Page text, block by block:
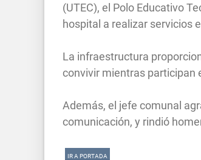
(UTEC), el Polo Educativo
hospital a realizar servicios
La infraestructura
convivir mientras participan
Además, el jefe comunal
comunicación, y rindió
IR A PORTADA